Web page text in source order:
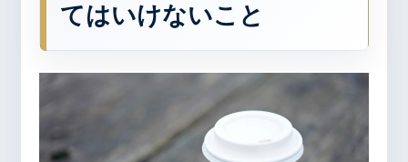
てはいけないこと